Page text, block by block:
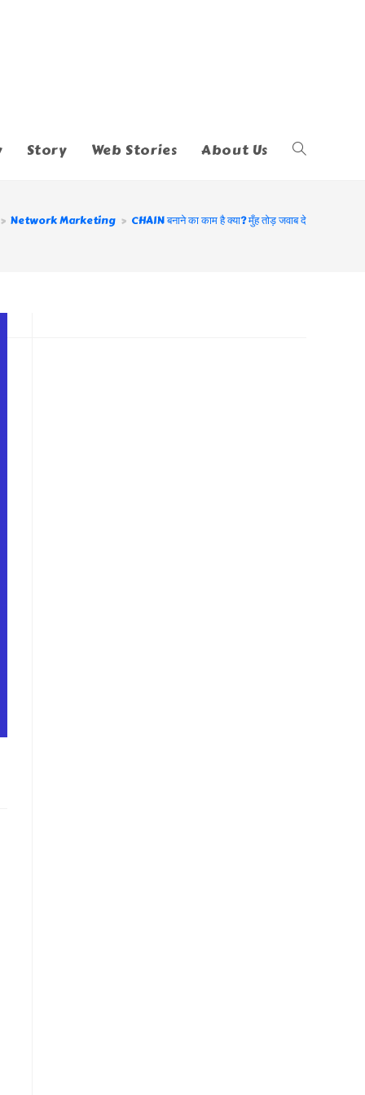
Story Web Stories About Us Toggle
> Network Marketing > CHAIN बनाने का काम है क्या? मुँह तोड़ जवाब दे